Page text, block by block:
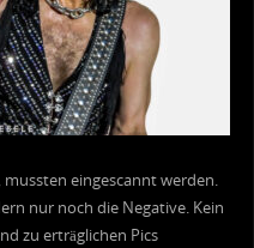
eingescannt werden.
nur noch die Negative. Kein
zu erträglichen Pics